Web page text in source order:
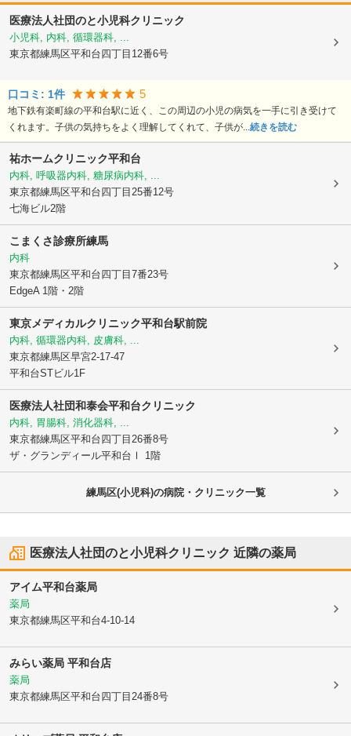
医療法人社団のと小児科クリニック
小児科, 内科, 循環器科, ...
東京都練馬区平和台四丁目12番6号
口コミ: 1件 5
地下鉄有楽町線の平和台駅に近く、この周辺の小児の病気を一手に引き受けて
くれます。子供の気持ちをよく理解してくれて、子供が...続きを読む
祐ホームクリニック平和台
内科, 呼吸器内科, 糖尿病内科, ...
東京都練馬区平和台四丁目25番12号
七海ビル2階
こまくさ診療所練馬
内科
東京都練馬区平和台四丁目7番23号
EdgeA 1階・2階
東京メディカルクリニック平和台駅前院
内科, 循環器内科, 皮膚科, ...
東京都練馬区早宮2-17-47
平和台STビル1F
医療法人社団和泰会平和台クリニック
内科, 胃腸科, 消化器科, ...
東京都練馬区平和台四丁目26番8号
ザ・グランディール平和台Ⅰ 1階
練馬区(小児科)の病院・クリニック一覧
医療法人社団のと小児科クリニック 近隣の薬局
アイム平和台薬局
薬局
東京都練馬区平和台4-10-14
みらい薬局 平和台店
薬局
東京都練馬区平和台四丁目24番8号